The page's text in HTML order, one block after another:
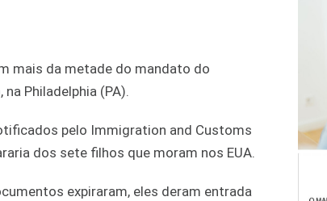
mais da metade do mandato do
Philadelphia (PA).
pelo Immigration and Customs
dos sete filhos que moram nos EUA.
expiraram, eles deram entrada